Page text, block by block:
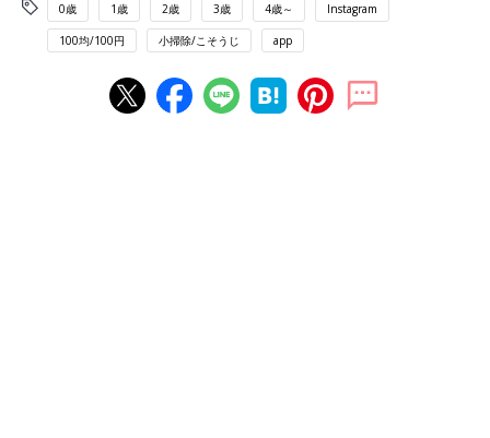
0歳 1歳 2歳 3歳 4歳～ Instagram
100均/100円 小掃除/こそうじ app